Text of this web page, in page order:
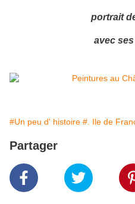
portrait
avec
#Un peu d' histoire #. Ile de
Partager